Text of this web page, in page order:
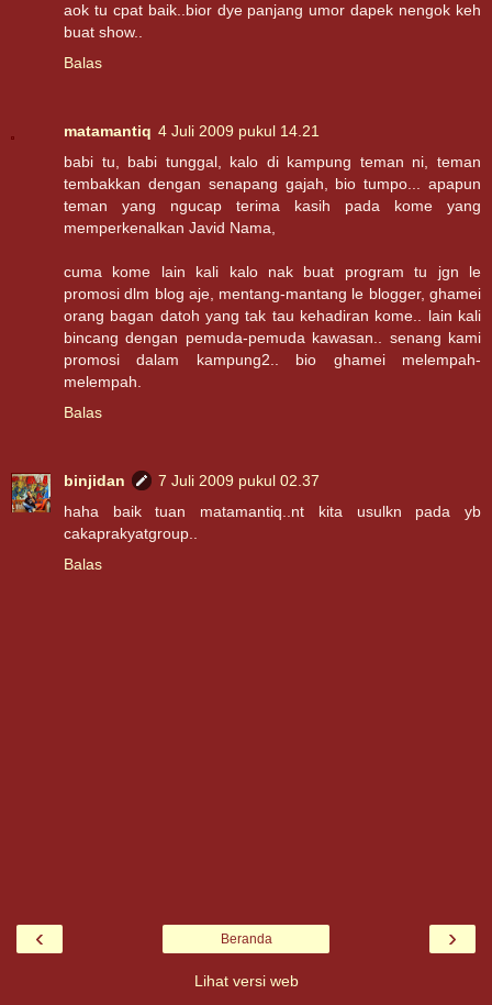
aok tu cpat baik..bior dye panjang umor dapek nengok keh
buat show..
Balas
matamantiq 4 Juli 2009 pukul 14.21
babi tu, babi tunggal, kalo di kampung teman ni, teman
tembakkan dengan senapang gajah, bio tumpo... apapun
teman yang ngucap terima kasih pada kome yang
memperkenalkan Javid Nama,
cuma kome lain kali kalo nak buat program tu jgn le
promosi dlm blog aje, mentang-mantang le blogger, ghamei
orang bagan datoh yang tak tau kehadiran kome.. lain kali
bincang dengan pemuda-pemuda kawasan.. senang kami
promosi dalam kampung2.. bio ghamei melempah-
melempah.
Balas
binjidan
7 Juli 2009 pukul 02.37
haha baik tuan matamantiq..nt kita usulkn pada yb
cakaprakyatgroup..
Balas
‹ ›
Beranda
Lihat versi web